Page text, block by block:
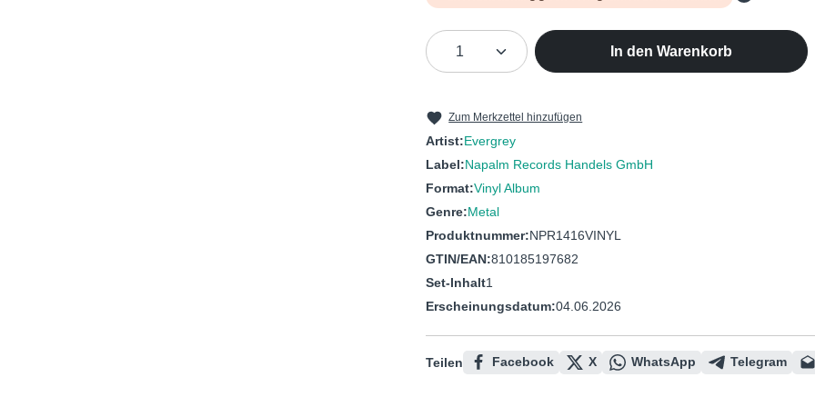
Produkt Anzahl: Gib den gewünschten
In den Warenkorb
Zum Merkzettel hinzufügen
Artist:Evergrey
Label:Napalm Records Handels GmbH
Format:Vinyl Album
Genre:Metal
Produktnummer:NPR1416VINYL
GTIN/EAN:810185197682
Set-Inhalt1
Erscheinungsdatum:04.06.2026
Teilen Facebook X WhatsApp Telegram